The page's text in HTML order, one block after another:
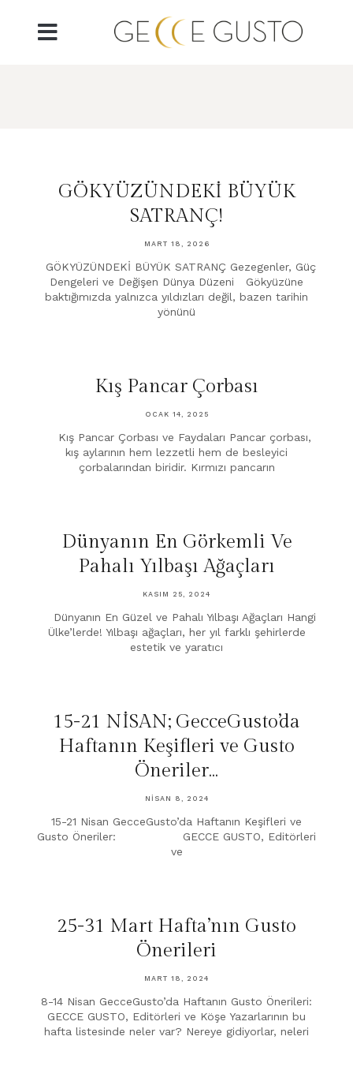
GÖKYÜZÜNDEKİ BÜYÜK
SATRANÇ!
MART 18, 2026
GÖKYÜZÜNDEKİ BÜYÜK SATRANÇ Gezegenler, Güç
Dengeleri ve Değişen Dünya Düzeni Gökyüzüne
baktığımızda yalnızca yıldızları değil, bazen tarihin
yönünü
Kış Pancar Çorbası
OCAK 14, 2025
Kış Pancar Çorbası ve Faydaları Pancar çorbası,
kış aylarının hem lezzetli hem de besleyici
çorbalarından biridir. Kırmızı pancarın
Dünyanın En Görkemli Ve
Pahalı Yılbaşı Ağaçları
KASIM 25, 2024
Dünyanın En Güzel ve Pahalı Yılbaşı Ağaçları Hangi
Ülke’lerde! Yılbaşı ağaçları, her yıl farklı şehirlerde
estetik ve yaratıcı
15-21 NİSAN; GecceGusto’da
Haftanın Keşifleri ve Gusto
Öneriler…
NISAN 8, 2024
15-21 Nisan GecceGusto’da Haftanın Keşifleri ve
Gusto Öneriler: GECCE GUSTO, Editörleri
ve
25-31 Mart Hafta’nın Gusto
Önerileri
MART 18, 2024
8-14 Nisan GecceGusto’da Haftanın Gusto Önerileri:
GECCE GUSTO, Editörleri ve Köşe Yazarlarının bu
hafta listesinde neler var? Nereye gidiyorlar, neleri